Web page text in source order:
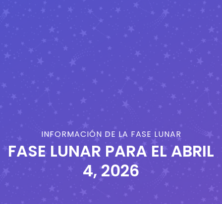
INFORMACIÓN DE LA FASE LUNAR
FASE LUNAR PARA EL ABRIL
4, 2026